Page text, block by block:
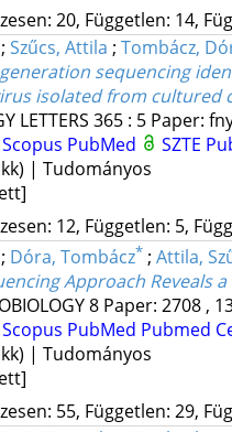
20, Független: 14,
; Szűcs, Attila ; Tombácz,
sequencing
isolated from cultured
LETTERS 365: 5 Paper:
Scopus PubMed
SZTE
| Tudományos
12, Független: 5,
; Dóra, Tombácz* ; Attila,
Approach Reveals
8 Paper: 2708 ,
Scopus PubMed Pubmed
| Tudományos
55, Független: 29,